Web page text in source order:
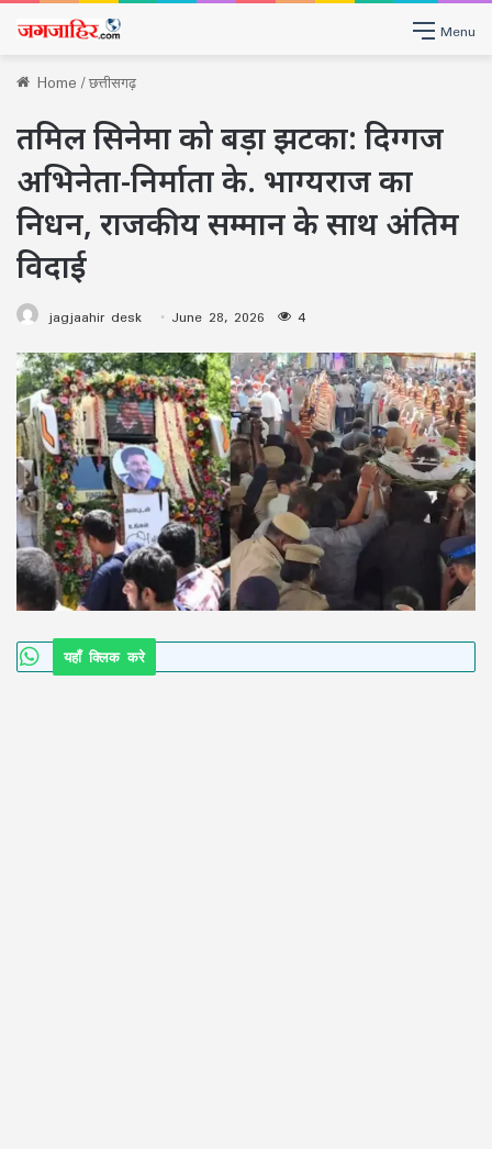
Menu
Home/छत्तीसगढ़
तमिल सिनेमा को बड़ा झटका: दिग्गज
अभिनेता-निर्माता के. भाग्यराज का
निधन, राजकीय सम्मान के साथ अंतिम
विदाई
jagjaahir desk June 28, 2026 4
यहाँ क्लिक करे